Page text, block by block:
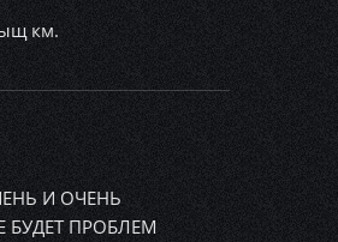
км.
И ОЧЕНЬ
БУДЕТ ПРОБЛЕМ